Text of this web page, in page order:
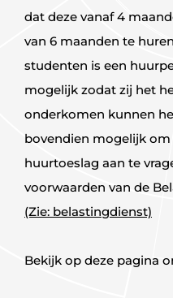
dat deze vanaf 4
van 6 maanden te
studenten is een
mogelijk zodat zij het
onderkomen kunnen
bovendien mogelijk
huurtoeslag aan te
voorwaarden van de
(Zie: belastingdienst)
Bekijk op deze pagina